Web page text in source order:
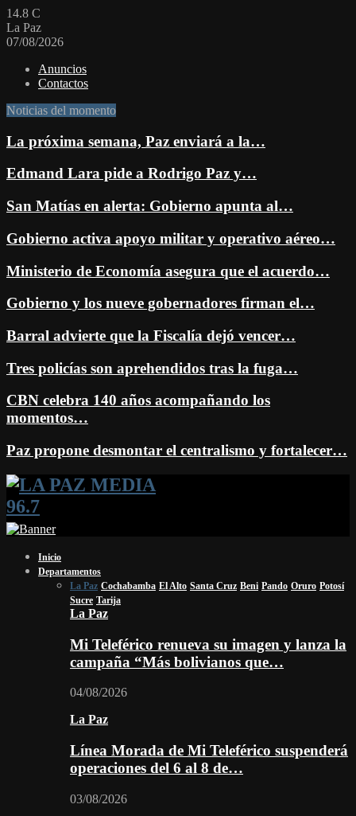
14.8 C
La Paz
07/08/2026
Anuncios
Contactos
Noticias del momento
La próxima semana, Paz enviará a la…
Edmand Lara pide a Rodrigo Paz y…
San Matías en alerta: Gobierno apunta al…
Gobierno activa apoyo militar y operativo aéreo…
Ministerio de Economía asegura que el acuerdo…
Gobierno y los nueve gobernadores firman el…
Barral advierte que la Fiscalía dejó vencer…
Tres policías son aprehendidos tras la fuga…
CBN celebra 140 años acompañando los
momentos…
Paz propone desmontar el centralismo y fortalecer…
Facebook
Twitter
Instagram
Youtube
Email
Twitch
Whatsapp
Inicio
Departamentos
La Paz Cochabamba El Alto Santa Cruz Beni Pando Oruro Potosí
Sucre Tarija
La Paz
Mi Teleférico renueva su imagen y lanza la
campaña “Más bolivianos que…
04/08/2026
La Paz
Línea Morada de Mi Teleférico suspenderá
operaciones del 6 al 8 de…
03/08/2026